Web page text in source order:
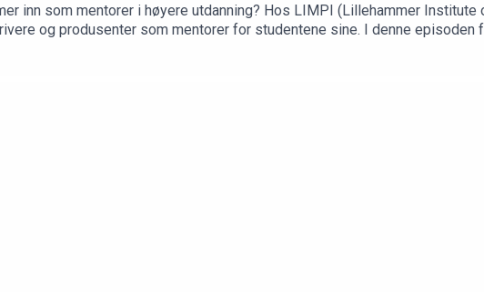
inn som mentorer i høyere utdanning? Hos LIMPI (Lillehammer
mentorer for studentene sine. I denne episoden forteller rektor Magnus
om hvordan ordningen fungerer i praksis, hvilke utfordringer de